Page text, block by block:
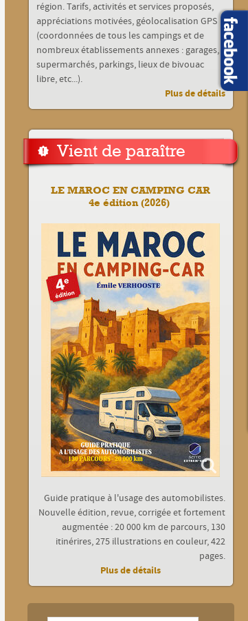
région. Tarifs, activités et services proposés,
appréciations motivées, géolocalisation GPS
(coordonnées de tous les campings et de
nombreux établissements annexes : garages,
supermarchés, parkings, lieux de bivouac
libre, etc...).
Plus de détails
Vient de paraître
LE MAROC EN CAMPING CAR
4e édition (2026)
Guide pratique à l'usage des automobilistes.
Nouvelle édition, revue, corrigée et fortement
augmentée : 20 000 km de parcours, 130
itinérires, 275 illustrations en couleur, 422
pages.
Plus de détails